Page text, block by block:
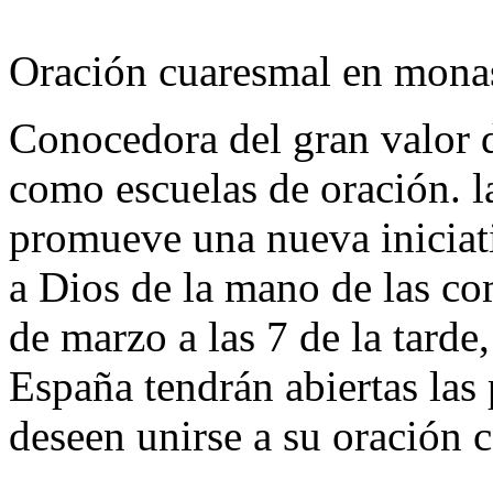
Oración cuaresmal en
Conocedora del gran valor
como escuelas de oración.
promueve una nueva
a Dios de la mano de las
de marzo a las 7 de la
España tendrán abiertas
deseen unirse a su oración